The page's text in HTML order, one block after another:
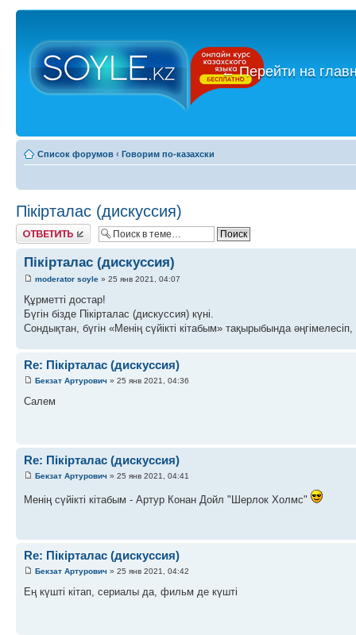
←Перейти на
Список форумов ‹ Говорим по-казахски
Пікірталас (дискуссия)
Ответить
Пікірталас (дискуссия)
moderator soyle » 25 янв 2021, 04:07
Құрметті достар!
Бүгін бізде Пікірталас (дискуссия) күні.
Сондықтан, бүгін «Менің сүйікті кітабым» тақырыбында
Re: Пікірталас (дискуссия)
Бекзат Артурович » 25 янв 2021, 04:36
Салем
Re: Пікірталас (дискуссия)
Бекзат Артурович » 25 янв 2021, 04:41
Менің сүйікті кітабым - Артур Конан Дойл "Шерлок Холмс"
Re: Пікірталас (дискуссия)
Бекзат Артурович » 25 янв 2021, 04:42
Ең күшті кітап, сериалы да, фильм де күшті